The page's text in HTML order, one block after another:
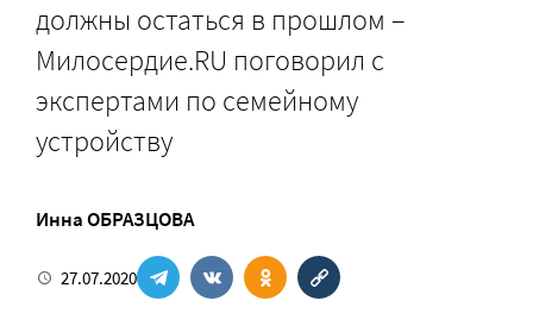
должны остаться в прошлом –
Милосердие.RU поговорил с
экспертами по семейному
устройству
Инна ОБРАЗЦОВА
27.07.2020